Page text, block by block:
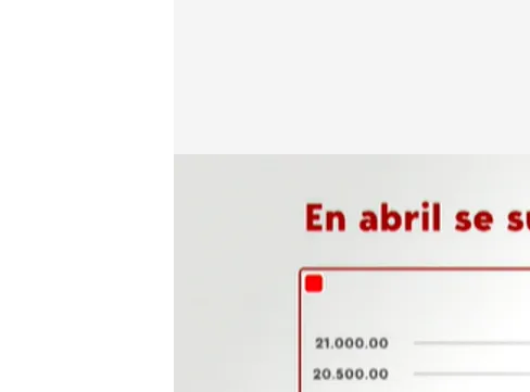
Redacción digital Noticias Cuatro Agencia EFE
06 MAY 2024 - 16:08h.
El empleo femenino ha
El número de